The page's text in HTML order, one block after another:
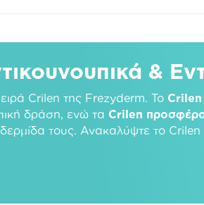
&
Crilen της Frezyderm. Το Crilen
δράση, ενώ τα Crilen
τους. Ανακαλύψτε το